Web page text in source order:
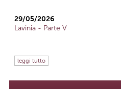
29/05/2026
Lavinia - Parte V
leggi tutto